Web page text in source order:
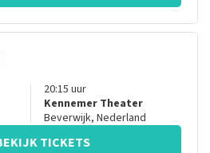
20:15 uur
Kennemer Theater
Beverwijk, Nederland
TICKETS